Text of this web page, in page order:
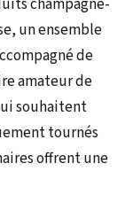
champagne-
un ensemble
de
amateur de
souhaitent
tournés
offrent une